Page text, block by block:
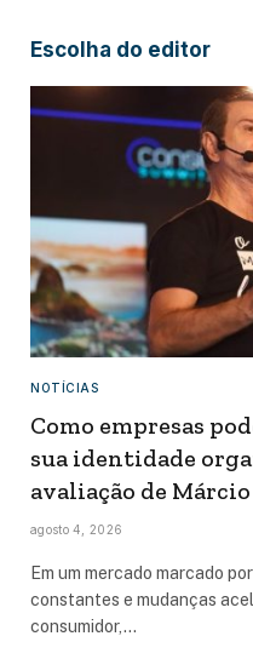
Escolha do editor
NOTÍCIAS
Como empresas
sua identidade
avaliação de
agosto 4, 2026
Em um mercado marcado
constantes e mudanças
consumidor,…